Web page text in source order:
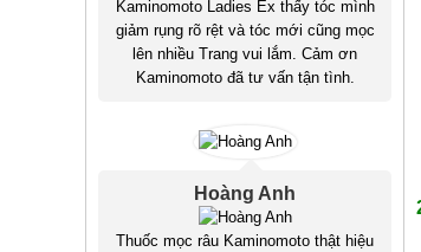
Kaminomoto Ladies Ex thấy tóc mình
giảm rụng rõ rệt và tóc mới cũng mọc
lên nhiều Trang vui lắm. Cảm ơn
Kaminomoto đã tư vấn tận tình.
Hoàng Anh
Thuốc mọc râu Kaminomoto thật hiệu